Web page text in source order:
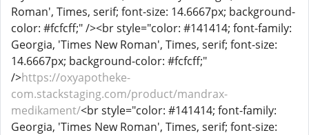
Roman', Times, serif; font-size: 14.6667px; background-
color: #fcfcff;" /><br style="color: #141414; font-family:
Georgia, 'Times New Roman', Times, serif; font-size:
14.6667px; background-color: #fcfcff;"
/>https://oxyapotheke-
com.stackstaging.com/product/mandrax-
medikament/<br style="color: #141414; font-family:
Georgia, 'Times New Roman', Times, serif; font-size: